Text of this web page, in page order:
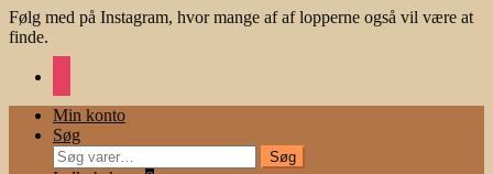
Følg med på Instagram, hvor mange af af lopperne også vil være at
finde.
Min konto
Søg
Søg
Søg